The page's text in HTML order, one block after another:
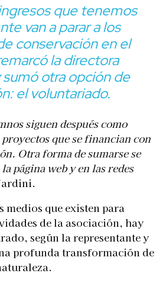
que tenemos
van a parar a los
conservación en el
la directora
otra opción de
el voluntariado.
siguen después como
que se financian con
Otra forma de sumarse se
página web y en las redes
medios que existen para
de la asociación, hay
según la representante y
profunda transformación de